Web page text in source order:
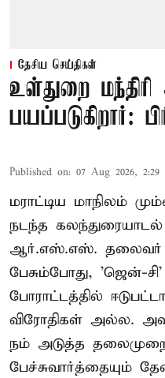
தேசிய செய்திகள்
உள்துறை
பயப்படுகிறார்:
Published on: 07 Aug 2026, 2:29
மராட்டிய மாநிலம்
நடந்த கலந்துரையாடல்
ஆர்.எஸ்.எஸ்.
பேசும்போது, 'ஜென்-
போராட்டத்தில்
விரோதிகள் அல்ல.
நம் அடுத்த
பேச்சுவார்த்தையும்